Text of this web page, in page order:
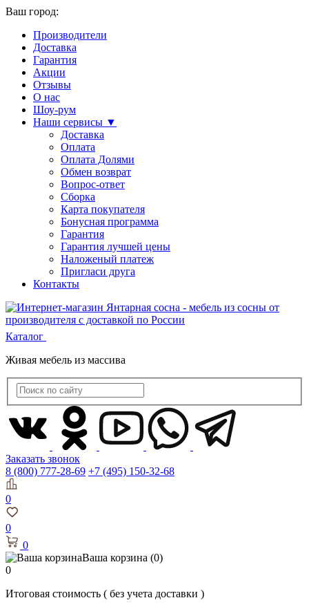
Ваш город:
Производители
Доставка
Гарантия
Акции
Отзывы
О нас
Шоу-рум
Наши сервисы ▼
Доставка
Оплата
Оплата Долями
Обмен возврат
Вопрос-ответ
Сборка
Карта покупателя
Бонусная программа
Гарантия
Гарантия лучшей цены
Наложеный платеж
Пригласи друга
Контакты
Каталог
Живая мебель из массива
Заказать звонок
8 (800) 777-28-69 +7 (495) 150-32-68
0
0
0
Ваша корзина (0)
0
Итоговая стоимость ( без учета доставки )